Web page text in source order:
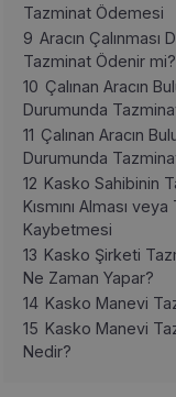
Tazminat Ödemesi
9 Aracın Çalınması
Tazminat Ödenir mi?
10 Çalınan Aracın
Durumunda
11 Çalınan Aracın
Durumunda
12 Kasko Sahibinin
Kısmını Alması
Kaybetmesi
13 Kasko Şirketi
Ne Zaman Yapar?
14 Kasko Manevi
15 Kasko Manevi
Nedir?